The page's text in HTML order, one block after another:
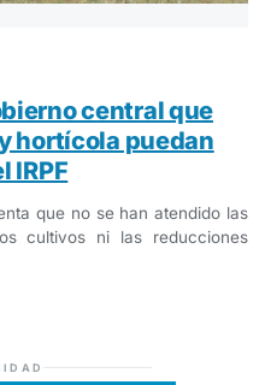
central que
hortícola puedan
IRPF
que no se han atendido las
cultivos ni las reducciones